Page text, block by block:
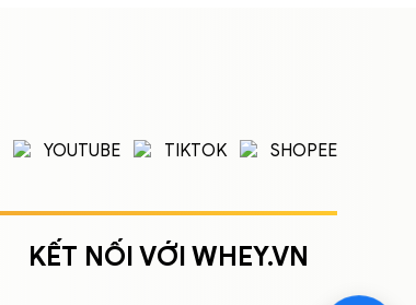
YOUTUBE TIKTOK SHOPEE
KẾT NỐI VỚI WHEY.VN